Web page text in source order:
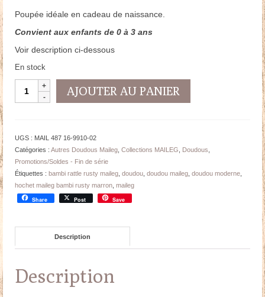
21.00€.18.00€.
Poupée idéale en cadeau de naissance.
Convient aux enfants de 0 à 3 ans
Voir description ci-dessous
En stock
quantité
Rusty/Marron
-
cm
AJOUTER AU PANIER
UGS : MAIL 487 16-9910-02
Catégories : Autres Doudous Maileg Collections MAILEG Doudous
Promotions/Soldes - Fin de série
Étiquettes : bambi rattle rusty maileg doudou doudou maileg doudou moderne
hochet maileg bambi rusty marron maileg
Share Post Save
Description
Description